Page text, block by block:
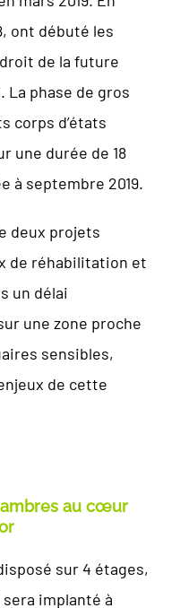
ont débuté les
de la future
La phase de gros
corps d’états
une durée de 18
à septembre 2019.
deux projets
de réhabilitation et
un délai
une zone proche
sensibles,
de cette
au cœur
sur 4 étages,
implanté à